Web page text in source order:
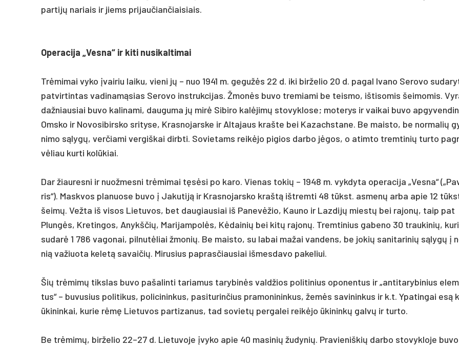
par­tijų na­riais ir jiems pri­jau­čian­čiai­siais.
Ope­ra­ci­ja „Ves­na“ ir ki­ti nu­si­kal­ti­mai
Trėmi­mai vy­ko įvai­riu lai­ku, vie­ni jų – nuo 1941 m. ge­gužės 22 d. iki bir­že­lio 20 d. pa­gal Iva­no Se­ro­vo
pa­tvir­tin­tas va­di­namą­sias Se­ro­vo inst­ruk­ci­jas. Žmonės bu­vo tre­mia­mi be teis­mo, iš­ti­so­mis šei­mo­mis.
daž­niau­siai bu­vo ka­li­na­mi, dau­gu­ma jų mirė Si­bi­ro kalė­jimų sto­vyk­lo­se; mo­te­rys ir vai­kai bu­vo
Oms­ko ir No­vo­si­birs­ko sri­ty­se, Kras­no­jars­ke ir Al­ta­jaus kraš­te bei Ka­zachs­ta­ne. Be mais­to, be nor­ma­lių
ni­mo sąlygų, ver­čia­mi ver­giš­kai dirb­ti. So­vie­tams reikė­jo pi­gios dar­bo jėgos, o atim­to trem­ti­nių tur­to
vėliau kur­ti kolū­kiai.
Dar žiau­res­ni ir nuo­žmes­ni trėmi­mai tęsėsi po ka­ro. Vie­nas to­kių – 1948 m. vyk­dy­ta ope­ra­ci­ja „Ves­na“
ris“). Mask­vos pla­nuo­se bu­vo į Ja­ku­tiją ir Kras­no­jars­ko kraštą išt­rem­ti 48 tūkst. as­menų ar­ba apie 12
šeimų. Vež­ta iš vi­sos Lie­tu­vos, bet dau­giau­siai iš Pa­nevė­žio, Kau­no ir Laz­dijų miestų bei ra­jonų, taip pat
Plungės, Kre­tin­gos, Anykš­čių, Ma­ri­jam­polės, Kėdai­nių bei kitų ra­jonų. Trem­ti­nius ga­be­no 30 trau­ki­nių,
su­darė 1 786 va­go­nai, pil­nutė­liai žmo­nių. Be mais­to, su la­bai ma­žai van­dens, be jo­kių sa­ni­ta­ri­nių sąlygų į
nią va­žiuo­ta ke­letą sa­vai­čių. Mi­ru­sius pa­pras­čiau­siai iš­mes­da­vo pa­ke­liui.
Šių trėmimų tiks­las bu­vo pa­ša­lin­ti ta­ria­mus ta­ry­binės vald­žios po­li­ti­nius opo­nen­tus ir „an­ti­ta­ry­bi­nius
tus“ – bu­vu­sius po­li­ti­kus, po­li­ci­nin­kus, pa­si­tu­rin­čius pra­mo­ni­nin­kus, žemės sa­vi­nin­kus ir k.t. Ypa­tin­gai esą
ūki­nin­kai, ku­rie rėmę Lie­tu­vos par­ti­za­nus, tad so­vietų per­ga­lei reikė­jo ūki­ninkų galvų ir tur­to.
Be trėmimų, bir­že­lio 22–27 d. Lie­tu­vo­je įvy­ko apie 40 ma­si­nių žu­dy­nių. Pra­vie­niš­kių dar­bo sto­vyk­lo­je